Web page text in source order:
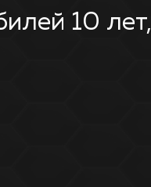
10 лет,